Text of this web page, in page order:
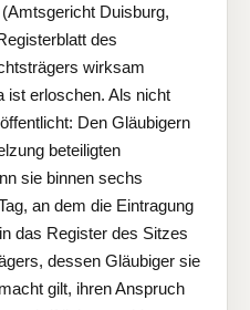
Duisburg,
des
wirksam
ist erloschen. Als nicht
Den Gläubigern
beteiligten
sie binnen sechs
an dem die Eintragung
das Register des Sitzes
dessen Gläubiger sie
gilt, ihren Anspruch